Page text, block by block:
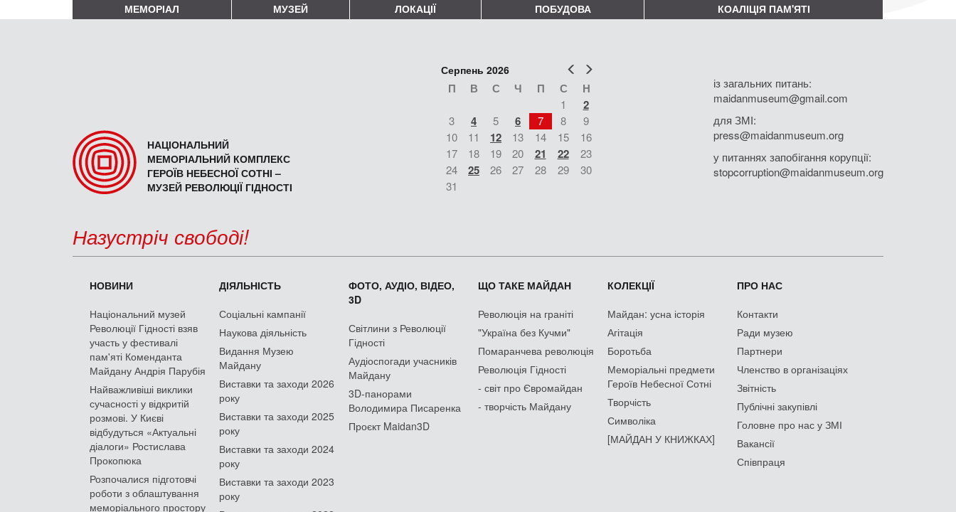
МЕМОРІАЛ МУЗЕЙ ЛОКАЦІЇ ПОБУДОВА КОАЛІЦІЯ ПАМ'ЯТІ
НАЦІОНАЛЬНИЙ
МЕМОРІАЛЬНИЙ КОМПЛЕКС
ГЕРОЇВ НЕБЕСНОЇ СОТНІ –
МУЗЕЙ РЕВОЛЮЦІЇ ГІДНОСТІ
Попер
Серпень 2026
П В С Ч П С Н
1 2
3 4 5 6 7 8
9
10
11 12 13 14 15
16
17
18 19 20 21 22
23
24
25 26 27 28 29
30
31
із загальних питань:
maidanmuseum@gmail.com
для ЗМІ:
press@maidanmuseum.org
у питаннях запобігання корупції:
stopcorruption@maidanmuseum.org
Назустріч свободі!
НОВИНИ
Національний музей
Революції Гідності взяв
участь у фестивалі
пам'яті Коменданта
Майдану Андрія Парубія
Найважливіші виклики
сучасності у відкритій
розмові. У Києві
відбудуться «Актуальні
діалоги» Ростислава
Прокопюка
Розпочалися підготовчі
роботи з облаштування
меморіального простору
ДІЯЛЬНІСТЬ
Соціальні кампанії
Наукова діяльність
Видання Музею
Майдану
Виставки та заходи 2026
року
Виставки та заходи 2025
року
Виставки та заходи 2024
року
Виставки та заходи 2023
року
ФОТО, АУДІО, ВІДЕО,
3D
Світлини з Революції
Гідності
Аудіоспогади учасників
Майдану
3D-панорами
Володимира Писаренка
Проєкт Maidan3D
ЩО ТАКЕ МАЙДАН
Революція на граніті
"Україна без Кучми"
Помаранчева революція
Революція Гідності
- світ про Євромайдан
- творчість Майдану
КОЛЕКЦІЇ
Майдан: усна історія
Агітація
Боротьба
Меморіальні предмети
Героїв Небесної Сотні
Творчість
Символіка
[МАЙДАН У КНИЖКАХ]
ПРО НАС
Контакти
Ради музею
Партнери
Членство в організаціях
Звітність
Публічні закупівлі
Головне про нас у ЗМІ
Вакансії
Співпраця